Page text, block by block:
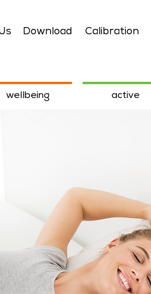
Download Calibration
wellbeing active